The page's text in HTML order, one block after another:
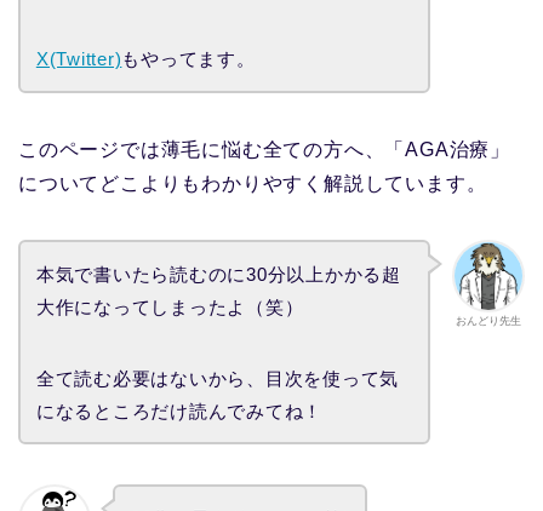
X(Twitter)もやってます。
このページでは薄毛に悩む全ての方へ、「AGA治療」
についてどこよりもわかりやすく解説しています。
おんどり先生
本気で書いたら読むのに30分以上かかる超
大作になってしまったよ（笑）
全て読む必要はないから、目次を使って気
になるところだけ読んでみてね！